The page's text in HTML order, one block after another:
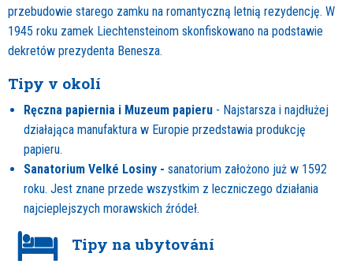
przebudowie starego zamku na romantyczną letnią rezydencję. W
1945 roku zamek Liechtensteinom skonfiskowano na podstawie
dekretów prezydenta Benesza.
Tipy v okolí
Ręczna papiernia i Muzeum papieru - Najstarsza i najdłużej
działająca manufaktura w Europie przedstawia produkcję
papieru.
Sanatorium Velké Losiny - sanatorium założono już w 1592
roku. Jest znane przede wszystkim z leczniczego działania
najcieplejszych morawskich źródeł.
Tipy na ubytování